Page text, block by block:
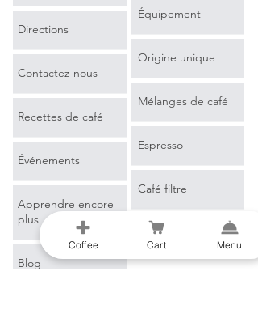
Directions
Contactez-nous
Recettes de café
Événements
Apprendre encore
plus
Blog
Équipement
Origine unique
Mélanges de café
Espresso
Café filtre
Marchandise
Coffee Cart Menu